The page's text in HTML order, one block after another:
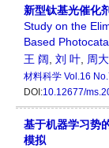
新型钛基光催化
Study on the
Based
王 阔 刘 叶 周
材料科学 Vol.16
DOI:10.12677/
基于机器学习势
模拟